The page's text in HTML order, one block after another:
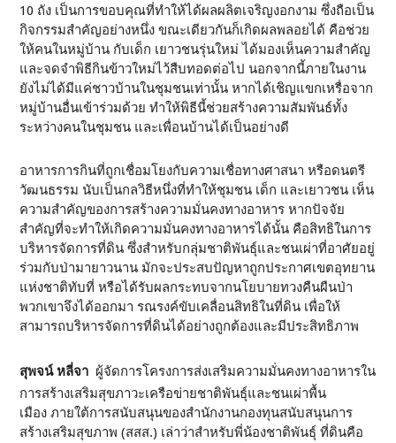
10 ถัง เป็นการขอบคุณที่ทำให้ได้ผลผลิตเจริญงอกงาม ซึ่งถือเป็น
กิจกรรมสำคัญอย่างหนึ่ง ขณะเดียวกันก็เกิดผลพลอยได้ คือช่วย
ให้คนในหมู่บ้าน กับเด็ก เยาวชนรุ่นใหม่ ได้มองเห็นความสำคัญ
และจดจำพิธีกินข้าวใหม่ไว้สืบทอดต่อไป นอกจากนี้ภายในงาน
ยังไม่ได้มีแค่ชาวบ้านในชุมชนเท่านั้น หากได้เชิญแขกเหรื่อจาก
หมู่บ้านอื่นเข้าร่วมด้วย ทำให้พิธีนี้ช่วยสร้างความสัมพันธ์ทั้ง
ระหว่างคนในชุมชน และเพื่อนบ้านได้เป็นอย่างดี
อาหารการกินที่ถูกเชื่อมโยงกับความเชื่อทางศาสนา หรือดนตรี
วัฒนธรรม นับเป็นกลวิธีหนึ่งที่ทำให้ชุมชน เด็ก และเยาวชน เห็น
ความสำคัญของการสร้างความมั่นคงทางอาหาร หากปัจจัย
สำคัญที่จะทำให้เกิดความมั่นคงทางอาหารได้นั้น คือสิทธิในการ
บริหารจัดการที่ดิน ซึ่งสำหรับกลุ่มชาติพันธุ์และชนเผ่าที่อาศัยอยู่
ร่วมกับป่ามายาวนาน มักจะประสบปัญหาถูกประกาศเขตอุทยาน
แห่งชาติทับที่ หรือได้รับผลกระทบจากนโยบายทวงคืนผืนป่า
พวกเขาจึงได้ออกมา รณรงค์ขับเคลื่อนสิทธิในที่ดิน เพื่อให้
สามารถบริหารจัดการที่ดินได้อย่างถูกต้องและมีประสิทธิภาพ
สุพจน์ หลี่จา ผู้จัดการโครงการส่งเสริมความมั่นคงทางอาหารใน
การสร้างเสริมสุขภาวะเครือข่ายชาติพันธุ์และชนเผ่าพื้น
เมือง ภายใต้การสนับสนุนของสำนักงานกองทุนสนับสนุนการ
สร้างเสริมสุขภาพ (สสส.) เล่าว่าสำหรับพี่น้องชาติพันธุ์ ที่ดินคือ